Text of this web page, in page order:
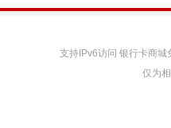
支持IPv6访问 银行卡商
仅为